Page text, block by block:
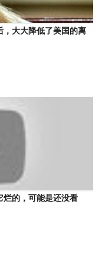
，大大降低了美国的离
烂的，可能是还没看